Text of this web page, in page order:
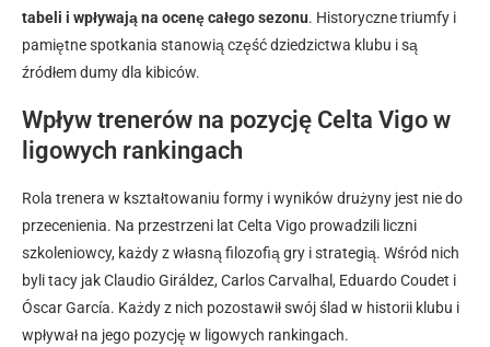
tabeli i wpływają na ocenę całego sezonu. Historyczne triumfy i
pamiętne spotkania stanowią część dziedzictwa klubu i są
źródłem dumy dla kibiców.
Wpływ trenerów na pozycję Celta Vigo w
ligowych rankingach
Rola trenera w kształtowaniu formy i wyników drużyny jest nie do
przecenienia. Na przestrzeni lat Celta Vigo prowadzili liczni
szkoleniowcy, każdy z własną filozofią gry i strategią. Wśród nich
byli tacy jak Claudio Giráldez, Carlos Carvalhal, Eduardo Coudet i
Óscar García. Każdy z nich pozostawił swój ślad w historii klubu i
wpływał na jego pozycję w ligowych rankingach.